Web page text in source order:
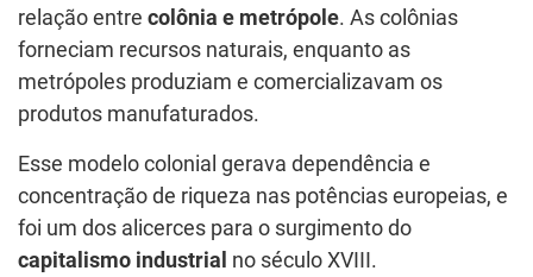
relação entre colônia e metrópole. As colônias
forneciam recursos naturais, enquanto as
metrópoles produziam e comercializavam os
produtos manufaturados.
Esse modelo colonial gerava dependência e
concentração de riqueza nas potências europeias, e
foi um dos alicerces para o surgimento do
capitalismo industrial no século XVIII.